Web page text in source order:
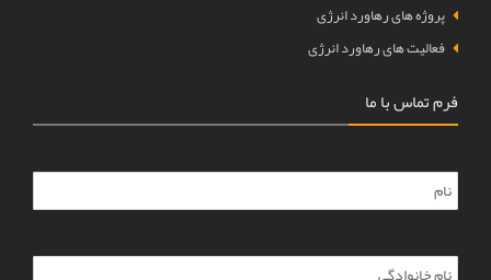
پروژه های رهاورد انرژی
فعالیت های رهاورد انرژی
فرم تماس با ما